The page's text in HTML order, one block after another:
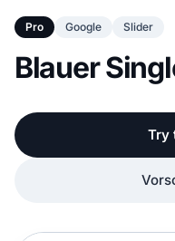
Pro Google Slider
Blauer
Try